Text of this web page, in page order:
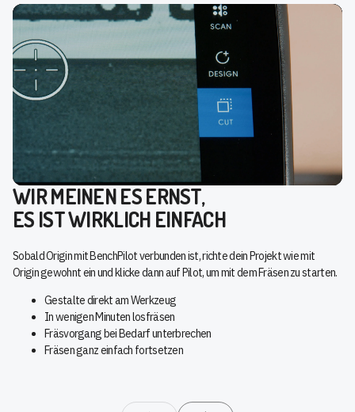
WIR MEINEN ES ERNST,
ES IST WIRKLICH EINFACH
Sobald Origin mit BenchPilot verbunden ist, richte dein Projekt wie mit
Origin gewohnt ein und klicke dann auf Pilot, um mit dem Fräsen zu starten.
Gestalte direkt am Werkzeug
In wenigen Minuten losfräsen
Fräsvorgang bei Bedarf unterbrechen
Fräsen ganz einfach fortsetzen